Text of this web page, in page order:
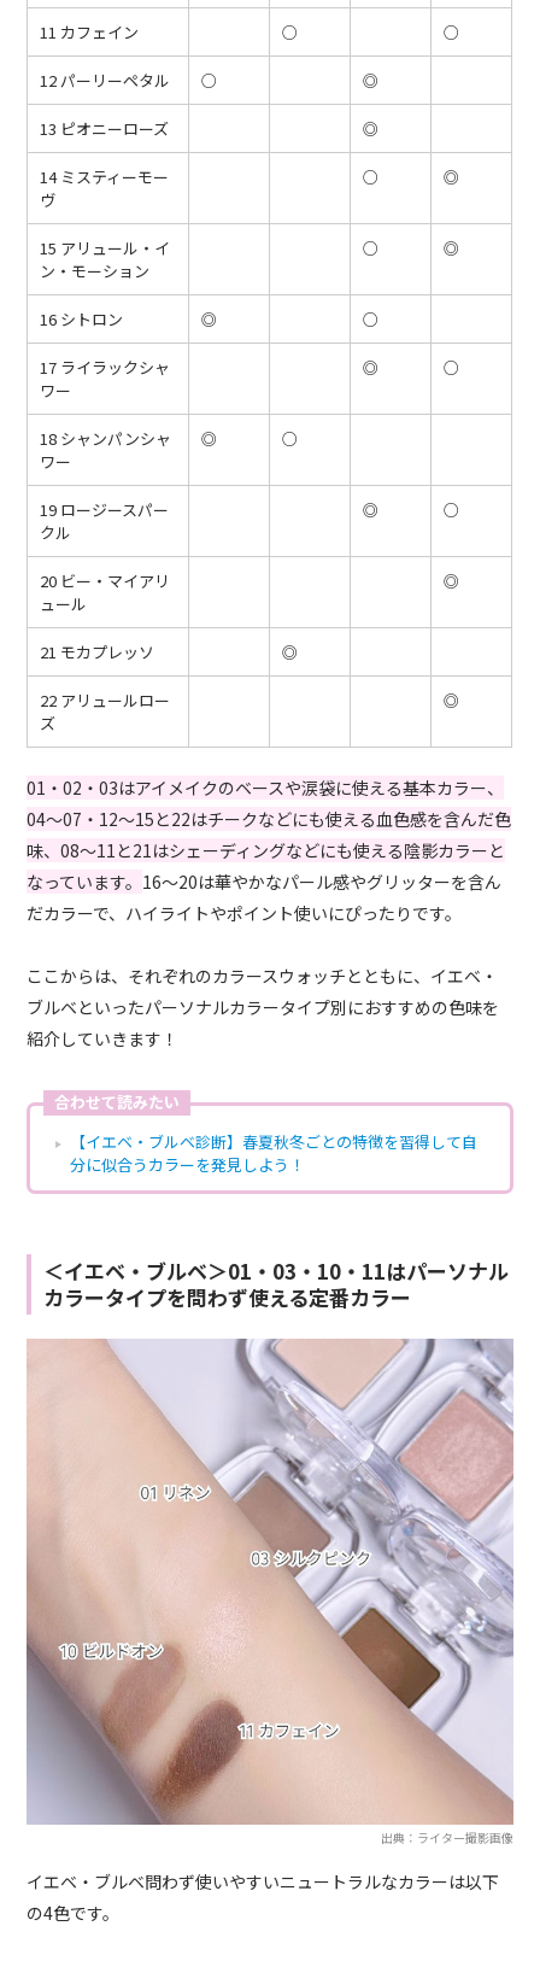
11 カフェイン ○ ○
12 パーリーペタル ○ ◎
13 ピオニーローズ ◎
14 ミスティーモー
ヴ
○ ◎
15 アリュール・イ
ン・モーション
○ ◎
16 シトロン ◎ ○
17 ライラックシャ
ワー
◎ ○
18 シャンパンシャ
ワー
◎ ○
19 ロージースパー
クル
◎ ○
20 ビー・マイアリ
ュール
◎
21 モカプレッソ ◎
22 アリュールロー
ズ
◎
01・02・03はアイメイクのベースや涙袋に使える基本カラー、
04〜07・12〜15と22はチークなどにも使える血色感を含んだ色
味、08〜11と21はシェーディングなどにも使える陰影カラーと
なっています。 16〜20は華やかなパール感やグリッターを含ん
だカラーで、ハイライトやポイント使いにぴったりです。
ここからは、それぞれのカラースウォッチとともに、イエベ・
ブルベといったパーソナルカラータイプ別におすすめの色味を
紹介していきます！
合わせて読みたい
【イエベ・ブルベ診断】春夏秋冬ごとの特徴を習得して自
分に似合うカラーを発見しよう！
＜イエベ・ブルベ＞01・03・10・11はパーソナル
カラータイプを問わず使える定番カラー
出典：ライター撮影画像
イエベ・ブルベ問わず使いやすいニュートラルなカラーは以下
の4色です。